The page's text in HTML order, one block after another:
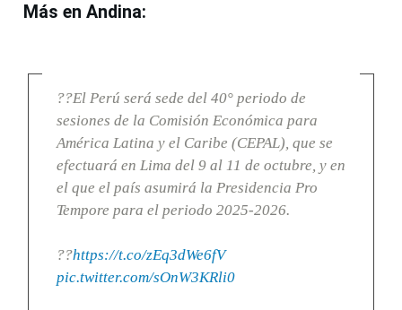
Más en Andina:
??El Perú será sede del 40° periodo de
sesiones de la Comisión Económica para
América Latina y el Caribe (CEPAL), que se
efectuará en Lima del 9 al 11 de octubre, y en
el que el país asumirá la Presidencia Pro
Tempore para el periodo 2025-2026.
??https://t.co/zEq3dWe6fV
pic.twitter.com/sOnW3KRli0